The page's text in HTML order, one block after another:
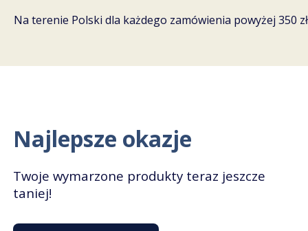
Na terenie Polski dla każdego zamówienia powyżej 350 zł
Najlepsze okazje
Twoje wymarzone produkty teraz jeszcze
taniej!